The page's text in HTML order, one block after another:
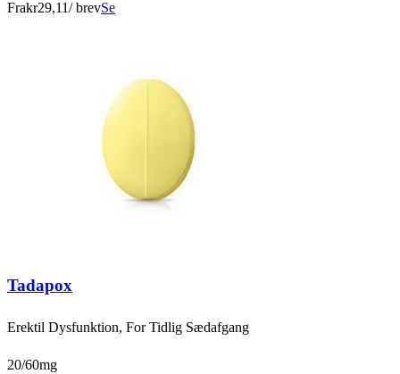
Frakr29,11/ brevSe
Tadapox
Erektil Dysfunktion, For Tidlig Sædafgang
20/60mg